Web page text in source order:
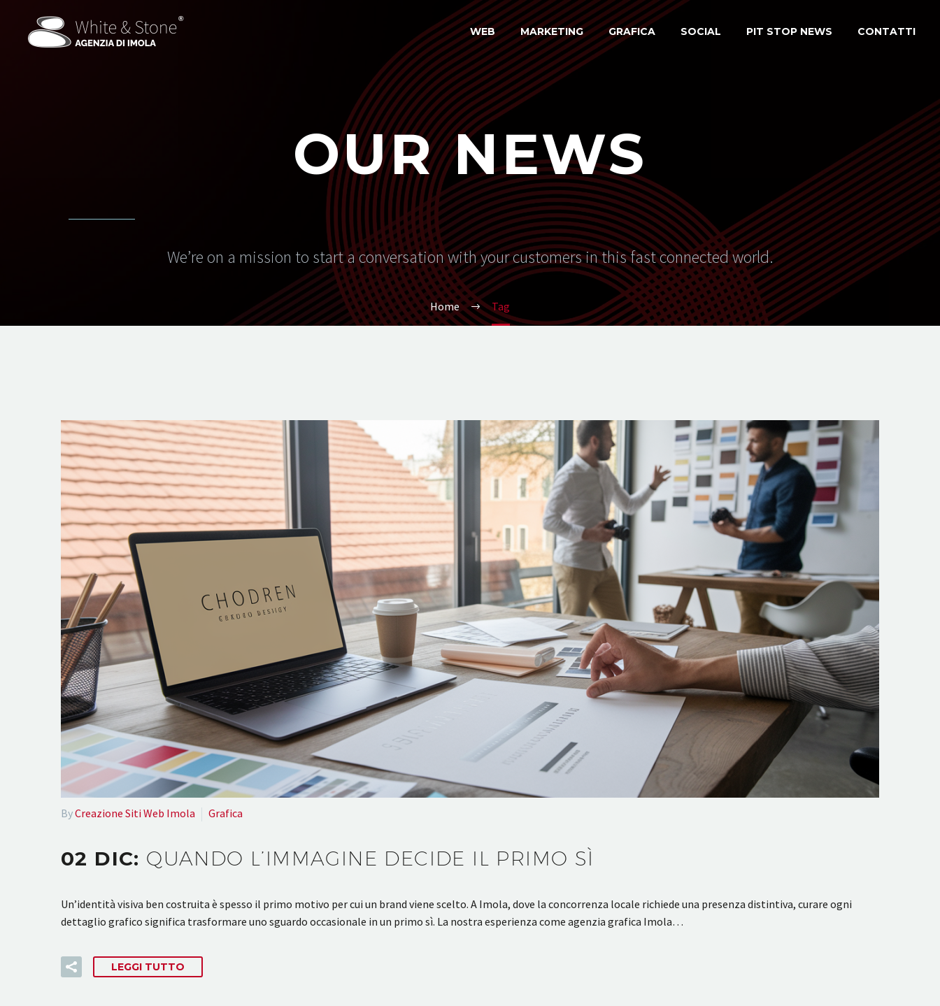
WEB MARKETING GRAFICA SOCIAL PIT STOP NEWS CONTATTI
OUR NEWS
We’re on a mission to start a conversation with your customers in this fast connected world.
Home Tag
ByCreazione Siti Web Imola Grafica
02 DIC: QUANDO L’IMMAGINE DECIDE IL PRIMO SÌ
Un’identità visiva ben costruita è spesso il primo motivo per cui un brand viene scelto. A Imola, dove la concorrenza locale richiede una presenza distintiva, curare ogni
dettaglio grafico significa trasformare uno sguardo occasionale in un primo sì. La nostra esperienza come agenzia grafica Imola…
LEGGI TUTTO